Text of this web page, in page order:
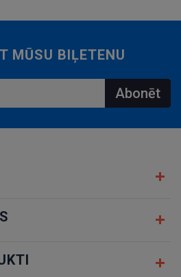
MŪSU BIĻETENU
Abonēt